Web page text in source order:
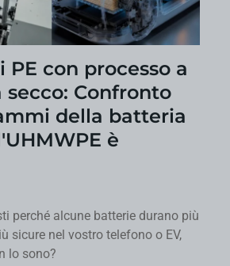
PE con processo a
secco: Confronto
della batteria
è
perché alcune batterie durano più
sicure nel vostro telefono o EV,
lo sono?